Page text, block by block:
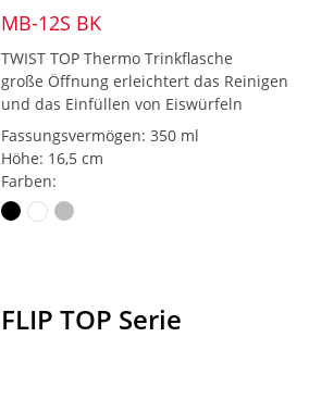
MB-12S BK
TWIST TOP Thermo Trinkflasche
große Öffnung erleichtert das Reinigen
und das Einfüllen von Eiswürfeln
Fassungsvermögen: 350 ml
Höhe: 16,5 cm
Farben:
FLIP TOP Serie